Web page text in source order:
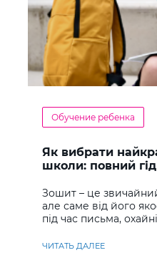
Обучение ребенка
Як вибрати
школи: повний
Зошит – це
але саме від його
під час письма,
ЧИТАТЬ ДАЛЕЕ